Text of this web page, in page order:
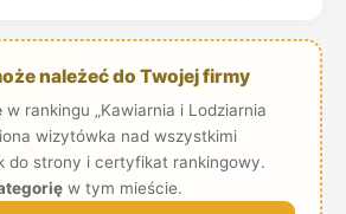
należeć do Twojej firmy
w rankingu „Kawiarnia i Lodziarnia
wizytówka nad wszystkimi
do strony i certyfikat rankingowy.
w tym mieście.